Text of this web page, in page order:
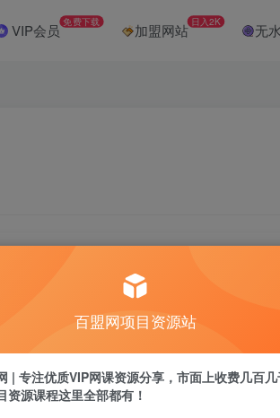
VIP会员 免费下载 加盟网站 日入2K 无
剧的同时把钱挣了
读，请付费后查看
免费 超级会员免费
百盟网项目资源站
| 专注优质VIP网课资源分享，市面上收费几百
资源课程这里全部都有！